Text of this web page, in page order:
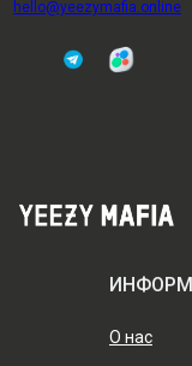
hello@yeezymafia.online
О нас